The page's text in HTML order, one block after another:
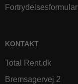
Fortrydelsesformular
KONTAKT
Total Rent.dk
Bremsagervej 2